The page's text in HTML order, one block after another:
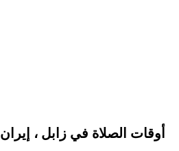
أوقات الصلاة في زابل ، إيران